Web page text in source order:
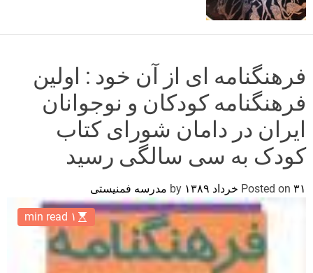
d
e
فرهنگنامه ای از آن خود : اولین
فرهنگنامه کودکان و نوجوانان
ایران در دامان شورای کتاب
کودک به سی سالگی رسید
Posted on ۳۱ خرداد ۱۳۸۹ مدرسه فمنیستی
۱ min read